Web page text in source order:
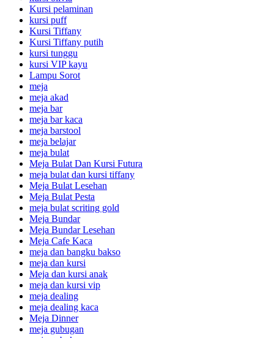
Kursi pelaminan
kursi puff
Kursi Tiffany
Kursi Tiffany putih
kursi tunggu
kursi VIP kayu
Lampu Sorot
meja
meja akad
meja bar
meja bar kaca
meja barstool
meja belajar
meja bulat
Meja Bulat Dan Kursi Futura
meja bulat dan kursi tiffany
Meja Bulat Lesehan
Meja Bulat Pesta
meja bulat scriting gold
Meja Bundar
Meja Bundar Lesehan
Meja Cafe Kaca
meja dan bangku bakso
meja dan kursi
Meja dan kursi anak
meja dan kursi vip
meja dealing
meja dealing kaca
Meja Dinner
meja gubugan